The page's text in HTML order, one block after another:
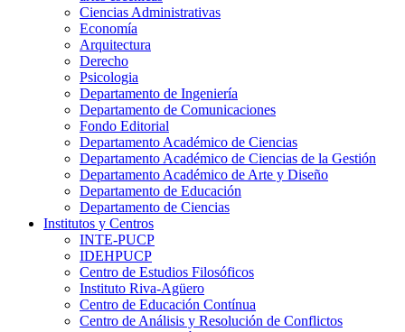
Ciencias Administrativas
Economía
Arquitectura
Derecho
Psicologia
Departamento de Ingeniería
Departamento de Comunicaciones
Fondo Editorial
Departamento Académico de Ciencias
Departamento Académico de Ciencias de la Gestión
Departamento Académico de Arte y Diseño
Departamento de Educación
Departamento de Ciencias
Institutos y Centros
INTE-PUCP
IDEHPUCP
Centro de Estudios Filosóficos
Instituto Riva-Agüero
Centro de Educación Contínua
Centro de Análisis y Resolución de Conflictos